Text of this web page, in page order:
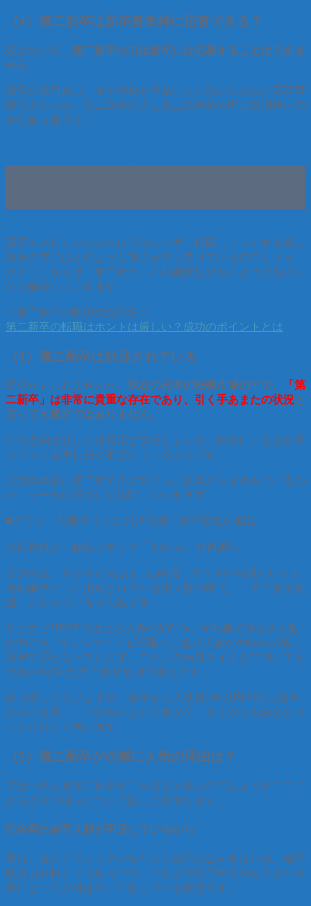
（4）第二新卒は新卒募集枠に応募できる？
残念ながら、 第二新卒の方は新卒には応募することはできま
せん。
新卒の採用枠は、まだ学校を卒業していない人のみが応募可
能であるため、第二新卒の人は第二新卒枠や中途採用枠への
み応募可能です。
新卒で入社したばかりにも関わらず、転職しようとする第二
新卒の方にはどのような前途が待ち受けているのでしょう
か？ここからは「第二新卒」の転職状況がどのようなものな
のか解説していきます。
＜第二新卒の転職状況詳細＞
第二新卒の転職はホントは厳しい？成功のポイントとは
（1）第二新卒は歓迎されている
意外かもしれませんが、 現在の日本の転職市場の中で、
「第
二新卒」は非常に貴重な存在であり、引く手あまたの状況と
言っても過言ではありません。
その理由は詳しくは後ほど説明しますが、簡単にいえば企業
にとって若手社員が不足しているからです。
では具体的に第二新卒がどれくらい企業から求めらているの
か、データに基づいて説明していきます。
■グラフ：転職サイトにおける第二新卒歓迎の割合
※広告就活・転職メディア「ADvice」独自調べ
上の表は、リクナビNEXT、en転職、マイナビ転職という有
名転職サイトに掲載されている求人数の中で、「第二新卒歓
迎」となっている求人数です。
リクナビNEXTでは全求人数の約51%、en転職では全求人数
の約75%、そしてマイナビ転職では全求人数の約84%が第二
新卒歓迎となっています。これらの転職サイトを平均しても
全体の約7割が第二新卒歓迎の求人です。
繰り返しになりますが、新卒から入社後3年以内の第二新卒
人材の企業ニーズが高いという事がデータ上からもお分かり
いただけたと思います。
（2）第二新卒が企業に人気の理由は？
では一体なぜ第二新卒がこれほど人気なのでしょうか？ここ
からはその理由について詳しく説明します。
①企業の若手人材が不足しているから
実は、近年アベノミクスなどから景気が上向きはじめ、経済
状況も好転しつつある中で、これまで採用数を抑えてきた企
業にとって人材は常に不足している状態です。